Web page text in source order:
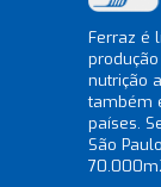
Ferraz é
nutrição
também
países.
São